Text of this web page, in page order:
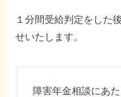
１分間受給判定をした
せいたします。
障害年金相談にあ